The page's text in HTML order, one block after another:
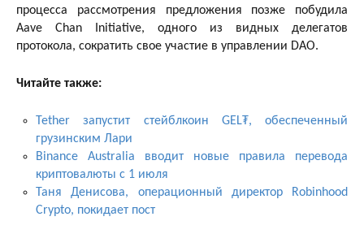
процесса рассмотрения предложения позже побудила
Aave Chan Initiative, одного из видных делегатов
протокола, сократить свое участие в управлении DAO.
Читайте также:
Tether запустит стейблкоин GEL₮, обеспеченный
грузинским Лари
Binance Australia вводит новые правила перевода
криптовалюты с 1 июля
Таня Денисова, операционный директор Robinhood
Crypto, покидает пост